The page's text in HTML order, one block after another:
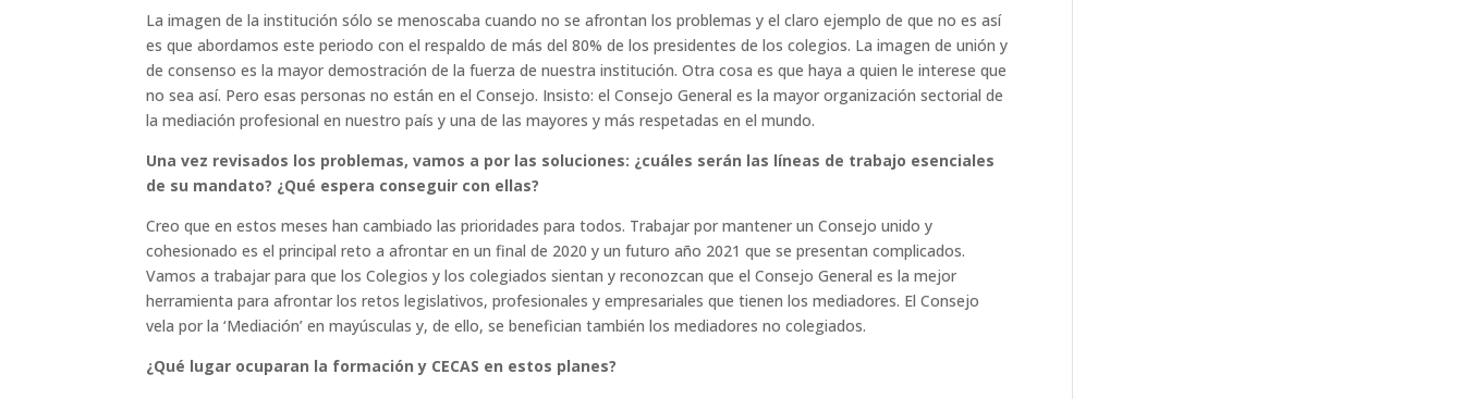
La imagen de la institución sólo se menoscaba cuando no se afrontan los problemas y el claro ejemplo de que no es así
es que abordamos este periodo con el respaldo de más del 80% de los presidentes de los colegios. La imagen de unión y
de consenso es la mayor demostración de la fuerza de nuestra institución. Otra cosa es que haya a quien le interese que
no sea así. Pero esas personas no están en el Consejo. Insisto: el Consejo General es la mayor organización sectorial de
la mediación profesional en nuestro país y una de las mayores y más respetadas en el mundo.
Una vez revisados los problemas, vamos a por las soluciones: ¿cuáles serán las líneas de trabajo esenciales
de su mandato? ¿Qué espera conseguir con ellas?
Creo que en estos meses han cambiado las prioridades para todos. Trabajar por mantener un Consejo unido y
cohesionado es el principal reto a afrontar en un final de 2020 y un futuro año 2021 que se presentan complicados.
Vamos a trabajar para que los Colegios y los colegiados sientan y reconozcan que el Consejo General es la mejor
herramienta para afrontar los retos legislativos, profesionales y empresariales que tienen los mediadores. El Consejo
vela por la ‘Mediación’ en mayúsculas y, de ello, se benefician también los mediadores no colegiados.
¿Qué lugar ocuparan la formación y CECAS en estos planes?